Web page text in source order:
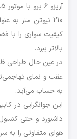
210 نیوتن متر
بالاتر ببرد.
در عین حال طراحی
عقب و نمای
به حساب می‌آید.
این جوانگرایی در
داشبورد و حتی
هوای متفاوتی را